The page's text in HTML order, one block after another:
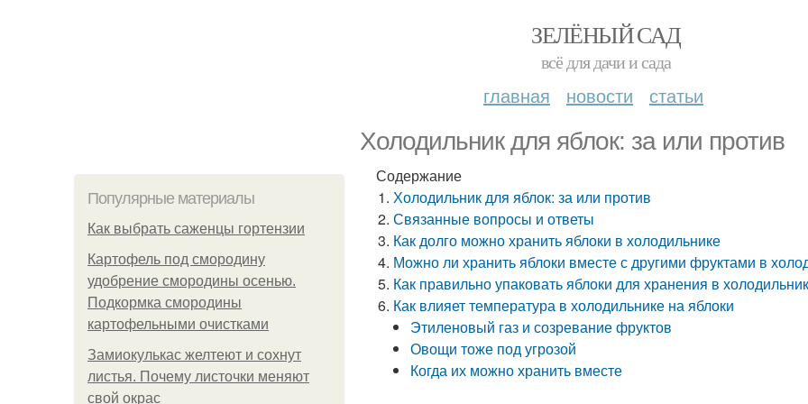
ЗЕЛЁНЫЙ САД
всё для дачи и сада
главная новости статьи
Холодильник для яблок: за или против
Популярные материалы
Как выбрать саженцы гортензии
Картофель под смородину
удобрение смородины осенью.
Подкормка смородины
картофельными очистками
Замиокулькас желтеют и сохнут
листья. Почему листочки меняют
свой окрас
Содержание
Холодильник для яблок: за или против
Связанные вопросы и ответы
Как долго можно хранить яблоки в холодильнике
Можно ли хранить яблоки вместе с другими фруктами в
Как правильно упаковать яблоки для хранения в
Как влияет температура в холодильнике на яблоки
Этиленовый газ и созревание фруктов
Овощи тоже под угрозой
Когда их можно хранить вместе